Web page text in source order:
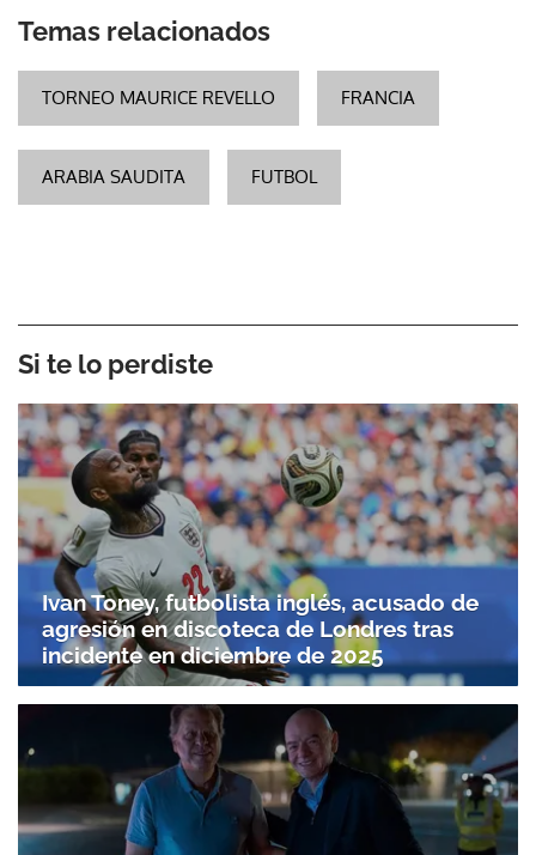
Temas relacionados
TORNEO MAURICE REVELLO FRANCIA
ARABIA SAUDITA FUTBOL
Si te lo perdiste
Ivan Toney, futbolista inglés, acusado de
agresión en discoteca de Londres tras
incidente en diciembre de 2025